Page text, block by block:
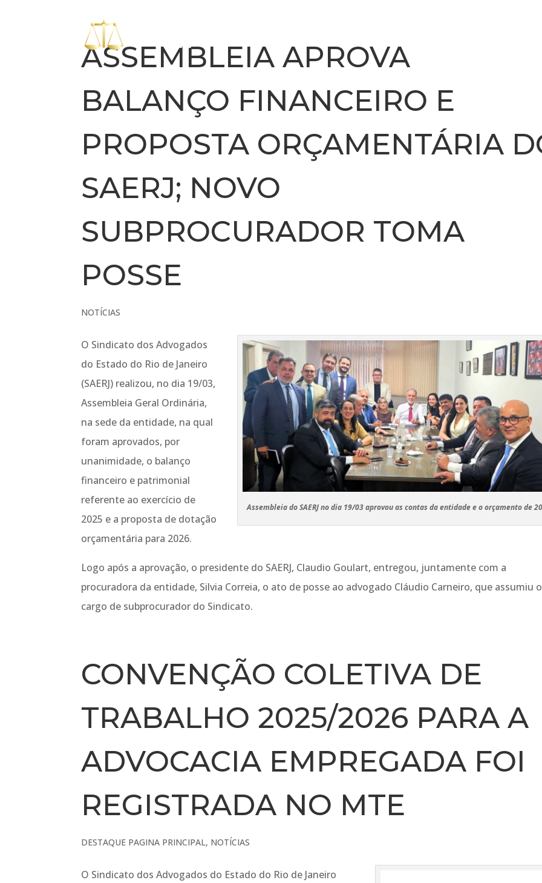
ASSEMBLEIA APROVA
BALANÇO FINANCEIRO E
PROPOSTA ORÇAMENTÁRIA
SAERJ; NOVO
SUBPROCURADOR TOMA
POSSE
NOTÍCIAS
Assembleia do SAERJ no dia 19/03 aprovou as contas da entidade e o orçamento de
O Sindicato dos Advogados
do Estado do Rio de Janeiro
(SAERJ) realizou, no dia 19/03,
Assembleia Geral Ordinária,
na sede da entidade, na qual
foram aprovados, por
unanimidade, o balanço
financeiro e patrimonial
referente ao exercício de
2025 e a proposta de dotação
orçamentária para 2026.
Logo após a aprovação, o presidente do SAERJ, Claudio Goulart, entregou, juntamente com a
procuradora da entidade, Silvia Correia, o ato de posse ao advogado Cláudio Carneiro, que assumiu o
cargo de subprocurador do Sindicato.
CONVENÇÃO COLETIVA DE
TRABALHO 2025/2026 PARA A
ADVOCACIA EMPREGADA FOI
REGISTRADA NO MTE
DESTAQUE PAGINA PRINCIPAL, NOTÍCIAS
O Sindicato dos Advogados do Estado do Rio de Janeiro